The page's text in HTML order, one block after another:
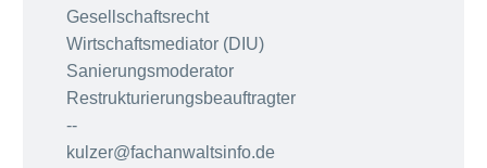
Gesellschaftsrecht
Wirtschaftsmediator (DIU)
Sanierungsmoderator
Restrukturierungsbeauftragter
--
kulzer@fachanwaltsinfo.de